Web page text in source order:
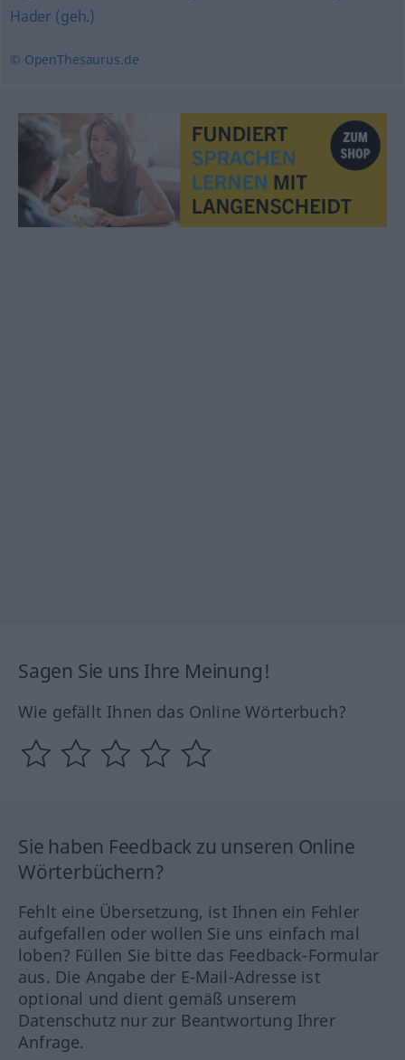
Hader (geh.)
© OpenThesaurus.de
Sagen Sie uns Ihre Meinung!
Wie gefällt Ihnen das Online Wörterbuch?
Sie haben Feedback zu unseren Online
Wörterbüchern?
Fehlt eine Übersetzung, ist Ihnen ein Fehler
aufgefallen oder wollen Sie uns einfach mal
loben? Füllen Sie bitte das Feedback-Formular
aus. Die Angabe der E-Mail-Adresse ist
optional und dient gemäß unserem
Datenschutz nur zur Beantwortung Ihrer
Anfrage.